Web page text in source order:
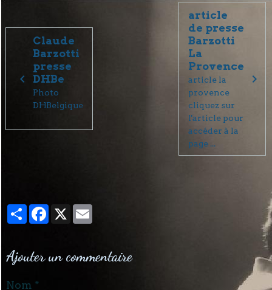
Claude
Barzotti
presse
DHBe
Photo
DHBelgique
article
de presse
Barzotti
La
Provence
article la
provence
cliquez sur
l'article pour
accéder à la
page ...
PartagerFacebook
X
Ajouter un commentaire
Nom